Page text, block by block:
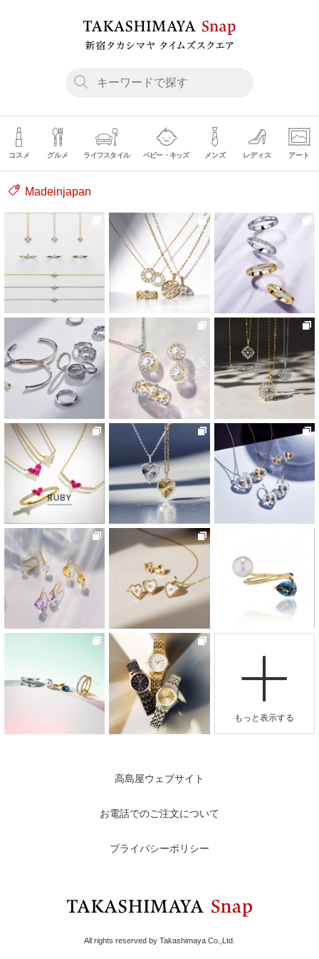
コスメ グルメ ライフスタイル ベビー・キッズ メンズ レディス アート
Madeinjapan
高島屋ウェブサイト
お電話でのご注文について
プライバシーポリシー
All rights reserved by Takashimaya Co.,Ltd.